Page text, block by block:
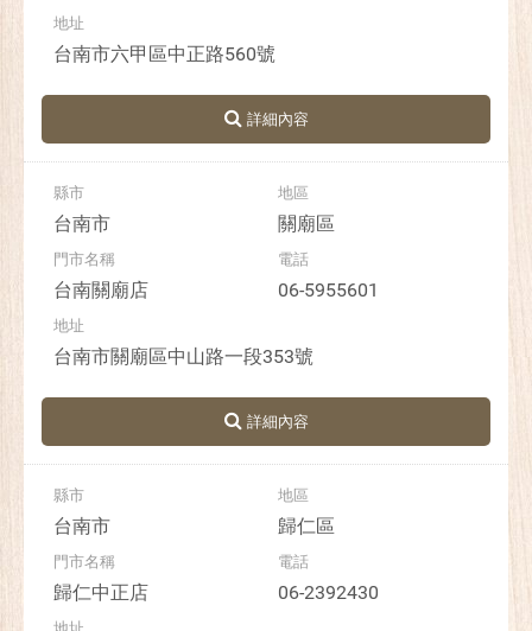
台南市六甲區中正路560號
台南市 關廟區
台南關廟店 06-5955601
台南市關廟區中山路一段353號
台南市 歸仁區
歸仁中正店 06-2392430